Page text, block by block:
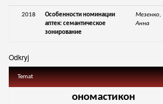
2018
Особенности номинации
аптек: семантическое
зонирование
Мезенко,
Анна
Odkryj
Temat
ономастикон